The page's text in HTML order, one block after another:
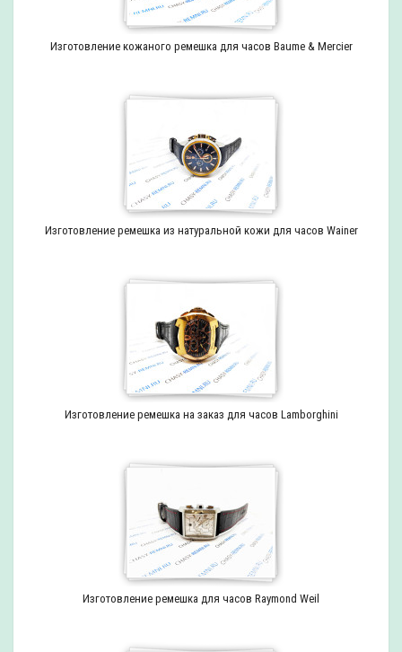
Изготовление кожаного ремешка для часов Baume & Mercier
Изготовление ремешка из натуральной кожи для часов Wainer
Изготовление ремешка на заказ для часов Lamborghini
Изготовление ремешка для часов Raymond Weil